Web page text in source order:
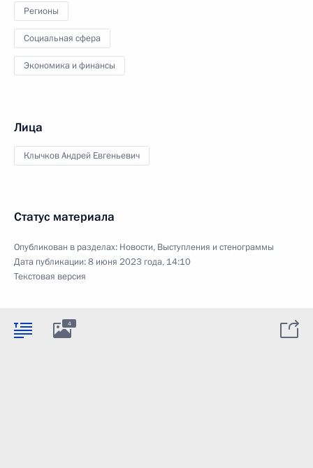
Регионы
Социальная сфера
Экономика и финансы
Лица
Клычков Андрей Евгеньевич
Статус материала
Опубликован в разделах: Новости, Выступления и стенограммы
Дата публикации:8 июня 2023 года, 14:10
Текстовая версия
4